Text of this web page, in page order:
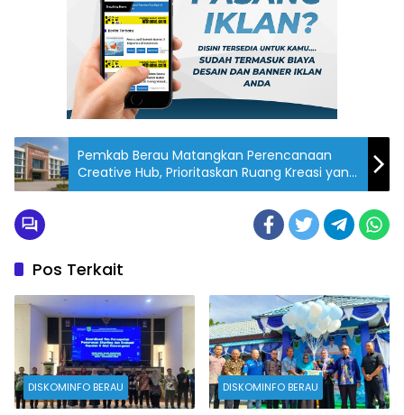
Pemkab Berau Matangkan Perencanaan
Creative Hub, Prioritaskan Ruang Kreasi yang
Inklusif
Pos Terkait
DISKOMINFO BERAU DISKOMINFO BERAU